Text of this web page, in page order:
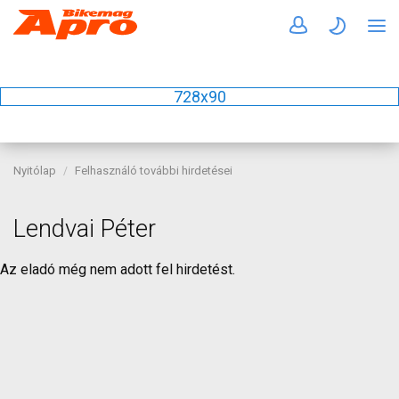
728x90
Nyitólap Felhasználó további hirdetései
Lendvai Péter
Az eladó még nem adott fel hirdetést.